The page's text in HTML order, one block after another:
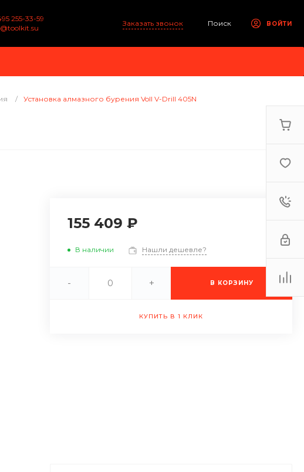
255-33-59
Заказать звонок Поиск ВОЙТИ
/ Установка алмазного бурения Voll V-Drill 405N
155 409 ₽
В наличии Нашли дешевле?
- + В КОРЗИНУ
КУПИТЬ В 1 КЛИК